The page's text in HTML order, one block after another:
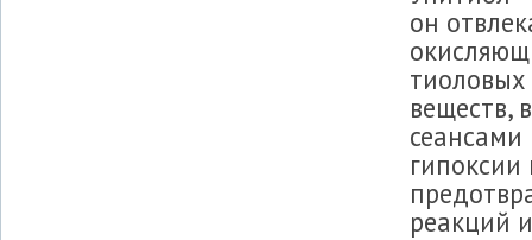
он
веществ,
сеансами
реакций